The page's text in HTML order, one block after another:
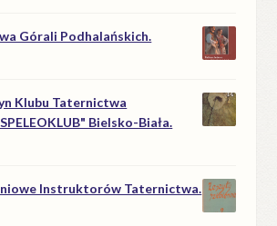
Górali Podhalańskich.
Klubu Taternictwa
Bielsko-Biała.
Instruktorów Taternictwa.